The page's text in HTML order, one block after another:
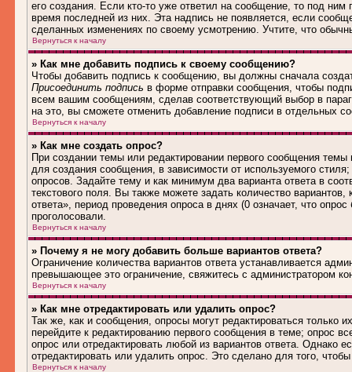
его создания. Если кто-то уже ответил на сообщение, то под
время последней из них. Эта надпись не появляется, если
сделанных изменениях по своему усмотрению. Учтите, что
Вернуться к началу
» Как мне добавить подпись к своему сообщению?
Чтобы добавить подпись к сообщению, вы должны сначала
Присоединить подпись в форме отправки сообщения, чтобы
всем вашим сообщениям, сделав соответствующий выбор в
на это, вы сможете отменить добавление подписи в отдельных
Вернуться к началу
» Как мне создать опрос?
При создании темы или редактировании первого сообщения
для создания сообщения, в зависимости от используемого
опросов. Задайте тему и как минимум два варианта ответа в
текстового поля. Вы также можете задать количество
ответа», период проведения опроса в днях (0 означает, что
проголосовали.
Вернуться к началу
» Почему я не могу добавить больше вариантов ответа?
Ограничение количества вариантов ответа устанавливается
превышающее это ограничение, свяжитесь с администратором
Вернуться к началу
» Как мне отредактировать или удалить опрос?
Так же, как и сообщения, опросы могут редактироваться только
перейдите к редактированию первого сообщения в теме; опрос
опрос или отредактировать любой из вариантов ответа. Однако
отредактировать или удалить опрос. Это сделано для того,
Вернуться к началу